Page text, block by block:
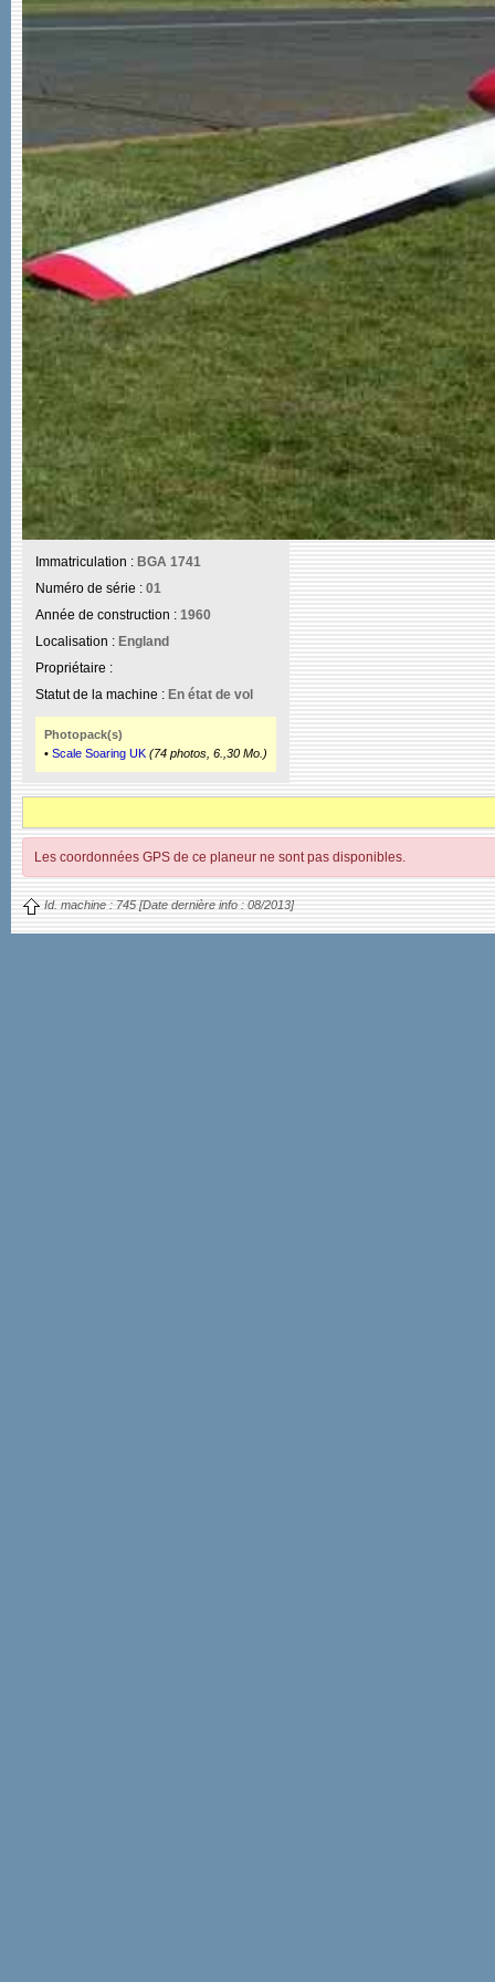
Immatriculation : BGA 1741
Numéro de série : 01
Année de construction : 1960
Localisation : England
Propriétaire :
Statut de la machine : En état de vol
Photopack(s)
• Scale Soaring UK (74 photos, 6.,30 Mo.)
Les coordonnées GPS de ce planeur ne sont pas disponibles.
Id. machine : 745 [Date dernière info : 08/2013]